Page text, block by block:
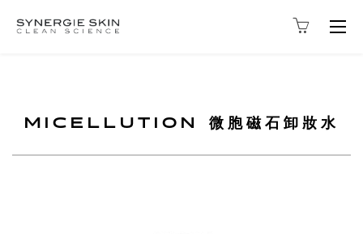
MICELLUTION 微胞磁石卸妝水